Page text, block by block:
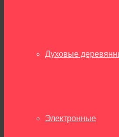
Духовые
Электронные